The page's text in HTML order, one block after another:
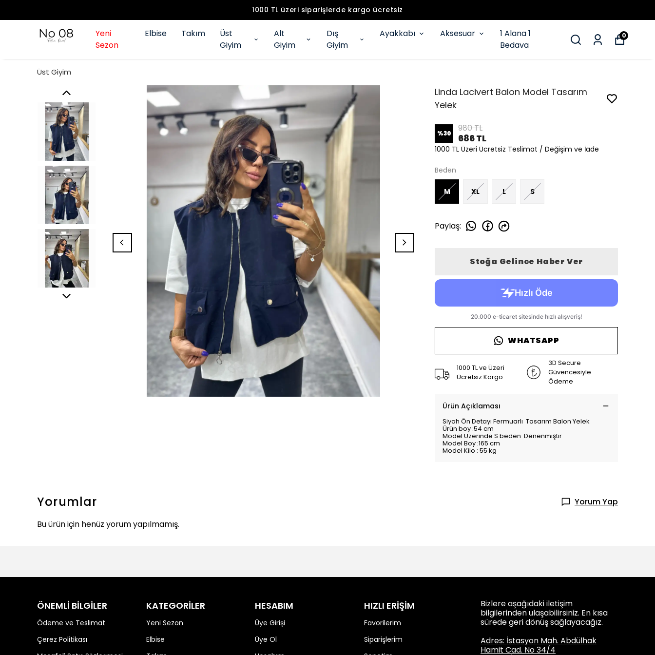
1000 TL üzeri siparişlerde kargo ücretsiz
Yeni
Sezon
Elbise Takım
Üst
Giyim
Alt
Giyim
Dış
Giyim
Ayakkabı Aksesuar
1 Alana 1
Bedava
0
Üst Giyim
Linda Lacivert Balon Model Tasarım
Yelek
%30 980 TL
686 TL
1000 TL Üzeri Ücretsiz Teslimat / Değişim ve İade
Beden
M XL L S
Paylaş:
Stoğa Gelince Haber Ver
WHATSAPP
1000 TL ve Üzeri
Ücretsiz Kargo
3D Secure
Güvencesiyle
Ödeme
Ürün Açıklaması
Siyah Ön Detayı Fermuarlı Tasarım Balon Yelek
Ürün boy :54 cm
Model Üzerinde S beden Denenmiştir
Model Boy :165 cm
Model Kilo : 55 kg
Yorumlar
Yorum Yap
Bu ürün için henüz yorum yapılmamış.
ÖNEMLİ BİLGİLER
Ödeme ve Teslimat
Çerez Politikası
KATEGORİLER
Yeni Sezon
Elbise
HESABIM
Üye Girişi
Üye Ol
HIZLI ERİŞİM
Favorilerim
Siparişlerim
Bizlere aşağıdaki iletişim
bilgilerinden ulaşabilirsiniz. En kısa
sürede geri dönüş sağlayacağız.
Adres: İstasyon Mah. Abdülhak
Hamit Cad. No 34/4